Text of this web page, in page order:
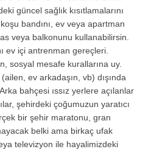
güncel sağlık kısıtlamalarını
bandını, ev veya apartman
veya balkonunu kullanabilirsin.
ev içi antrenman gereçleri.
sosyal mesafe kurallarına uy.
ev arkadaşın, vb) dışında
bahçesi ıssız yerlere açılanlar
şehirdeki çoğumuzun yaratıcı
bir şehir maratonu, gran
belki ama birkaç ufak
televizyon ile hayalimizdeki